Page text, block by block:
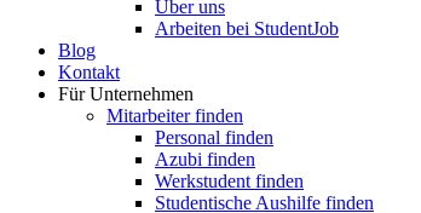
Über uns
Arbeiten bei StudentJob
Blog
Kontakt
Für Unternehmen
Mitarbeiter finden
Personal finden
Azubi finden
Werkstudent finden
Studentische Aushilfe finden